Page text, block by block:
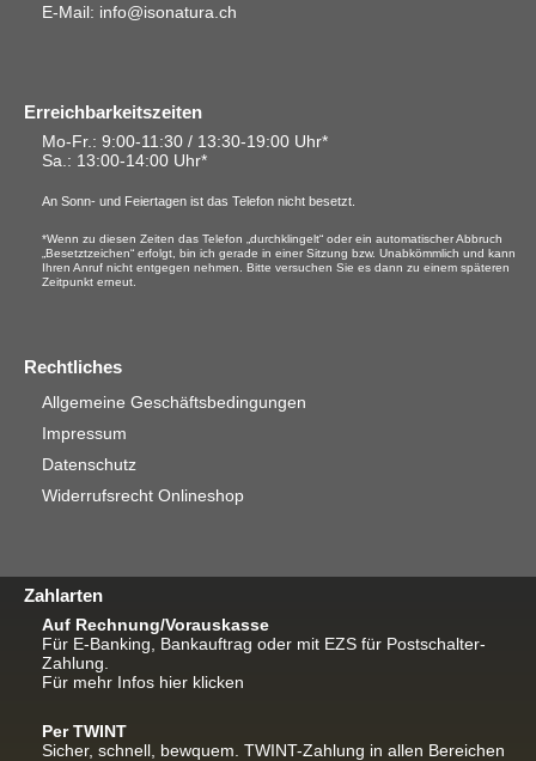
E-Mail: info@isonatura.ch
Erreichbarkeitszeiten
Mo-Fr.: 9:00-11:30 / 13:30-19:00 Uhr*
Sa. : 13:00-14:00 Uhr*
An Sonn- und Feiertagen ist das Telefon nicht besetzt.
*Wenn zu diesen Zeiten das Telefon „durchklingelt“ oder ein automatischer Abbruch
„Besetztzeichen“ erfolgt, bin ich gerade in einer Sitzung bzw. Unabkömmlich und kann
Ihren Anruf nicht entgegen nehmen. Bitte versuchen Sie es dann zu einem späteren
Zeitpunkt erneut.
Rechtliches
Allgemeine Geschäftsbedingungen
Impressum
Datenschutz
Widerrufsrecht Onlineshop
Zahlarten
Auf Rechnung/Vorauskasse
Für E-Banking, Bankauftrag oder mit EZS für Postschalter-
Zahlung.
Für mehr Infos hier klicken
Per TWINT
Sicher, schnell, bewquem. TWINT-Zahlung in allen Bereichen